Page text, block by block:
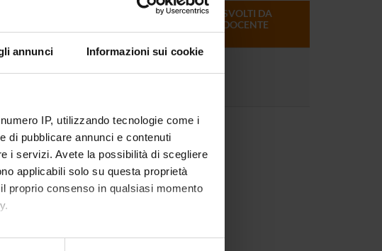
annunci Informazioni sui cookie
IP, utilizzando tecnologie come i
di pubblicare annunci e contenuti
i servizi. Avete la possibilità di scegliere
applicabili solo su questa proprietà
proprio consenso in qualsiasi momento
CREDITI
DOCENTE
MODULI SVOLTI DA
QUESTO DOCENTE